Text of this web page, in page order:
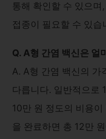
통해 확인할 수 있으
접종이 필요할 수 있습
Q. A형 간염 백신은 얼
A. A형 간염 백신의 가
다릅니다. 일반적으로
10만 원 정도의 비용
을 완료하면 총 12만